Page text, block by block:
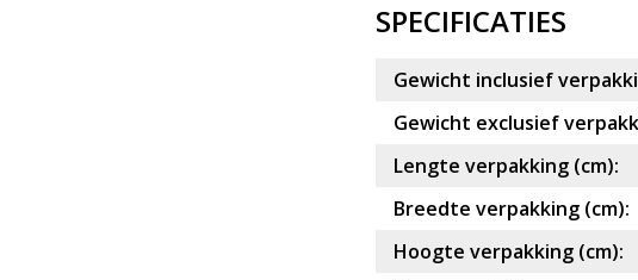
SPECIFICATIES
Gewicht inclusief
Gewicht exclusief
Lengte verpakking (cm):
Breedte verpakking (cm):
Hoogte verpakking (cm):